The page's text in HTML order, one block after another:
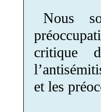
Nous
critique
et les